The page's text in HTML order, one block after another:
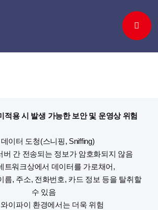
적용 시 발생 가능한 보안 및 운영상 위험
데이터 도청(스니핑, Sniffing)
버 간 전송되는 정보가 암호화되지 않음
트워크상에서 데이터를 가로채어,
름, 주소, 전화번호, 카드 정보 등을 탈취할
수 있음
이파이 환경에서는 더욱 위험